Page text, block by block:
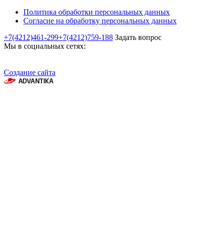
Политика обработки персональных данных
Согласие на обработку персональных данных
+7(4212)461-299+7(4212)759-188 Задать вопрос
Мы в социальных сетях:
Создание сайта